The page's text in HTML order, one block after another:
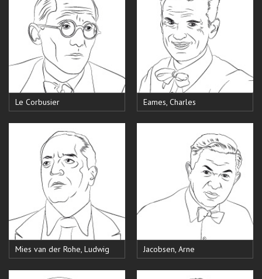
Le Corbusier Eames, Charles
Mies van der Rohe, Ludwig Jacobsen, Arne